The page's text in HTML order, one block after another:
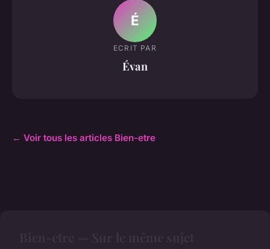
É
ECRIT PAR
Évan
← Voir tous les articles Bien-etre